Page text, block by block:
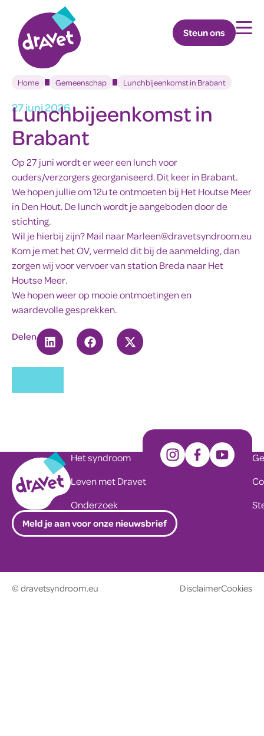
Steun ons
Home Gemeenschap Lunchbijeenkomst in Brabant
27 juni 2026
Lunchbijeenkomst in
Brabant
Op 27 juni wordt er weer een lunch voor
ouders/verzorgers georganiseerd. Dit keer in Brabant.
We hopen jullie om 12u te ontmoeten bij Het Houtse Meer
in Den Hout. De lunch wordt je aangeboden door de
stichting.
Wil je hierbij zijn? Mail naarMarleen@dravetsyndroom.eu
Kom je met het OV, vermeld dit bij de aanmelding, dan
zorgen wij voor vervoer van station Breda naar Het
Houtse Meer.
We hopen weer op mooie ontmoetingen en
waardevolle gesprekken.
Delen
Het syndroom
Leven met Dravet
Onderzoek
Meld je aan voor onze nieuwsbrief
© dravetsyndroom.eu DisclaimerCookies